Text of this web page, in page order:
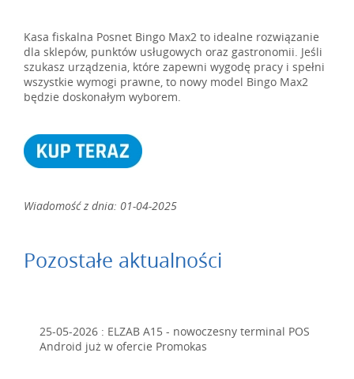
Kasa fiskalna Posnet Bingo Max2 to idealne rozwiązanie
dla sklepów, punktów usługowych oraz gastronomii. Jeśli
szukasz urządzenia, które zapewni wygodę pracy i spełni
wszystkie wymogi prawne, to nowy model Bingo Max2
będzie doskonałym wyborem.
Wiadomość z dnia: 01-04-2025
Pozostałe aktualności
25-05-2026 : ELZAB A15 - nowoczesny terminal POS
Android już w ofercie Promokas